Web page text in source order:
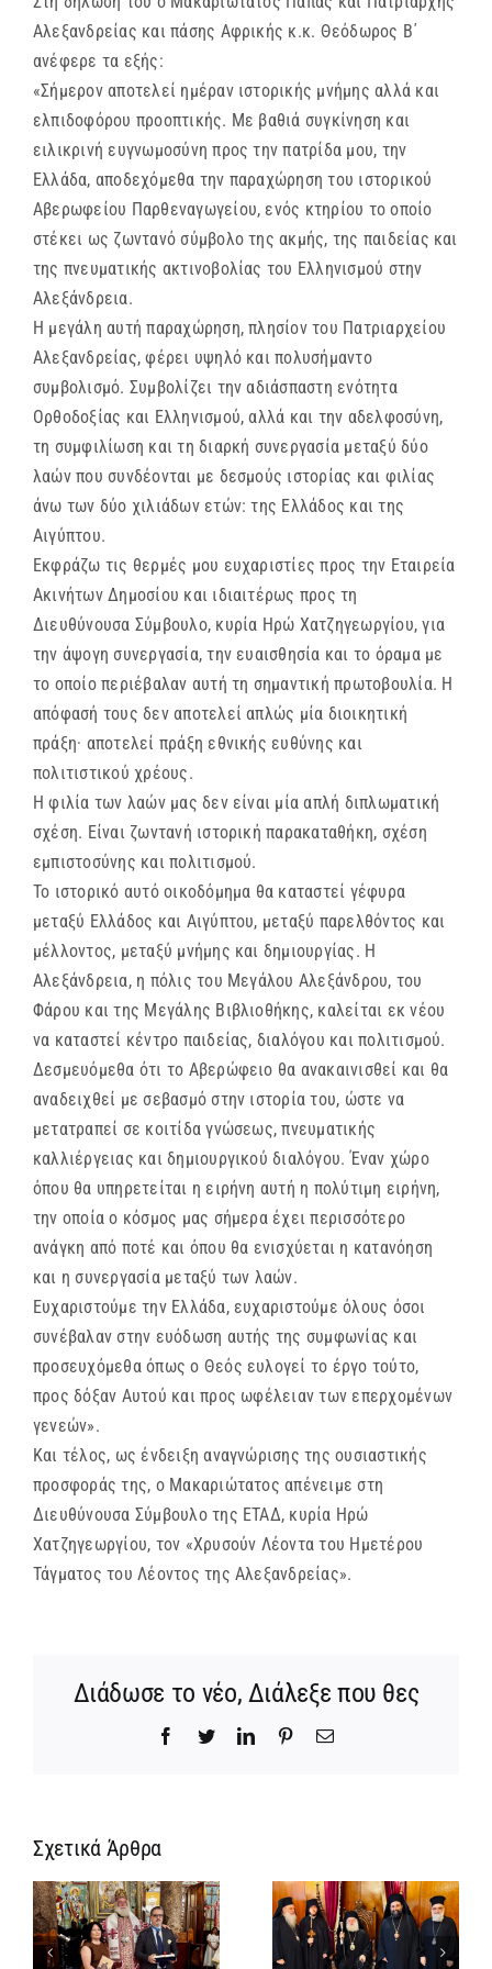
Αλεξανδρείας και πάσης Αφρικής κ.κ. Θεόδωρος Β΄
ανέφερε τα εξής:
«Σήμερον αποτελεί ημέραν ιστορικής μνήμης αλλά και
ελπιδοφόρου προοπτικής. Με βαθιά συγκίνηση και
ειλικρινή ευγνωμοσύνη προς την πατρίδα μου, την
Ελλάδα, αποδεχόμεθα την παραχώρηση του ιστορικού
Αβερωφείου Παρθεναγωγείου, ενός κτηρίου το οποίο
στέκει ως ζωντανό σύμβολο της ακμής, της παιδείας και
της πνευματικής ακτινοβολίας του Ελληνισμού στην
Αλεξάνδρεια.
Η μεγάλη αυτή παραχώρηση, πλησίον του Πατριαρχείου
Αλεξανδρείας, φέρει υψηλό και πολυσήμαντο
συμβολισμό. Συμβολίζει την αδιάσπαστη ενότητα
Ορθοδοξίας και Ελληνισμού, αλλά και την αδελφοσύνη,
τη συμφιλίωση και τη διαρκή συνεργασία μεταξύ δύο
λαών που συνδέονται με δεσμούς ιστορίας και φιλίας
άνω των δύο χιλιάδων ετών: της Ελλάδος και της
Αιγύπτου.
Εκφράζω τις θερμές μου ευχαριστίες προς την Εταιρεία
Ακινήτων Δημοσίου και ιδιαιτέρως προς τη
Διευθύνουσα Σύμβουλο, κυρία Ηρώ Χατζηγεωργίου, για
την άψογη συνεργασία, την ευαισθησία και το όραμα με
το οποίο περιέβαλαν αυτή τη σημαντική πρωτοβουλία. Η
απόφασή τους δεν αποτελεί απλώς μία διοικητική
πράξη· αποτελεί πράξη εθνικής ευθύνης και
πολιτιστικού χρέους.
Η φιλία των λαών μας δεν είναι μία απλή διπλωματική
σχέση. Είναι ζωντανή ιστορική παρακαταθήκη, σχέση
εμπιστοσύνης και πολιτισμού.
Το ιστορικό αυτό οικοδόμημα θα καταστεί γέφυρα
μεταξύ Ελλάδος και Αιγύπτου, μεταξύ παρελθόντος και
μέλλοντος, μεταξύ μνήμης και δημιουργίας. Η
Αλεξάνδρεια, η πόλις του Μεγάλου Αλεξάνδρου, του
Φάρου και της Μεγάλης Βιβλιοθήκης, καλείται εκ νέου
να καταστεί κέντρο παιδείας, διαλόγου και πολιτισμού.
Δεσμευόμεθα ότι το Αβερώφειο θα ανακαινισθεί και θα
αναδειχθεί με σεβασμό στην ιστορία του, ώστε να
μετατραπεί σε κοιτίδα γνώσεως, πνευματικής
καλλιέργειας και δημιουργικού διαλόγου. Έναν χώρο
όπου θα υπηρετείται η ειρήνη αυτή η πολύτιμη ειρήνη,
την οποία ο κόσμος μας σήμερα έχει περισσότερο
ανάγκη από ποτέ και όπου θα ενισχύεται η κατανόηση
και η συνεργασία μεταξύ των λαών.
Ευχαριστούμε την Ελλάδα, ευχαριστούμε όλους όσοι
συνέβαλαν στην ευόδωση αυτής της συμφωνίας και
προσευχόμεθα όπως ο Θεός ευλογεί το έργο τούτο,
προς δόξαν Αυτού και προς ωφέλειαν των επερχομένων
γενεών».
Και τέλος, ως ένδειξη αναγνώρισης της ουσιαστικής
προσφοράς της, ο Μακαριώτατος απένειμε στη
Διευθύνουσα Σύμβουλο της ΕΤΑΔ, κυρία Ηρώ
Χατζηγεωργίου, τον «Χρυσούν Λέοντα του Ημετέρου
Τάγματος του Λέοντος της Αλεξανδρείας».
Διάδωσε το νέο, Διάλεξε που θες
Facebook
TwitterLinkedInPinterestEmail
Σχετικά Άρθρα
Νέος
Μοναχός στο
ΜΝΗΜΟΣΥΝΟ
ΤΟΥ
ΑΟΙΔΙΜΟΥ